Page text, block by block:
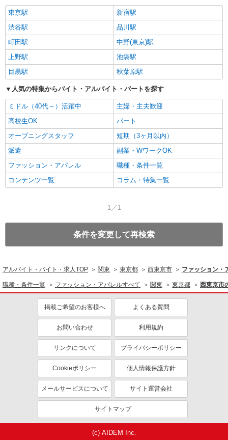
東京駅
新宿駅
渋谷駅
品川駅
町田駅
中野(東京)駅
上野駅
池袋駅
目黒駅
秋葉原駅
人気の特集からバイト・アルバイト・パートを探す
ミドル（40代～）活躍中
主婦・主夫歓迎
高校生OK
パート
オープニングスタッフ
短期（3ヶ月以内）
派遣
副業・WワークOK
ファッション・アパレル
職種・条件一覧
コンテンツ一覧
コラム・特集一覧
1／1
条件を変更して再検索
アルバイト・バイト・求人TOP 関東 東京都 西東京市 ファッション・
職種・条件一覧 ファッション・アパレルすべて 関東 東京都 西東京市
掲載ご希望のお客様へ よくある質問
お問い合わせ 利用規約
リンクについて プライバシーポリシー
Cookieポリシー 個人情報保護方針
メールサービスについて サイト運営会社
サイトマップ
(c) AIDEM Inc.